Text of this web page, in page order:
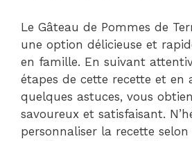
Le Gâteau de Pommes de
une option délicieuse et
en famille. En suivant
étapes de cette recette et en
quelques astuces, vous
savoureux et satisfaisant.
personnaliser la recette selon